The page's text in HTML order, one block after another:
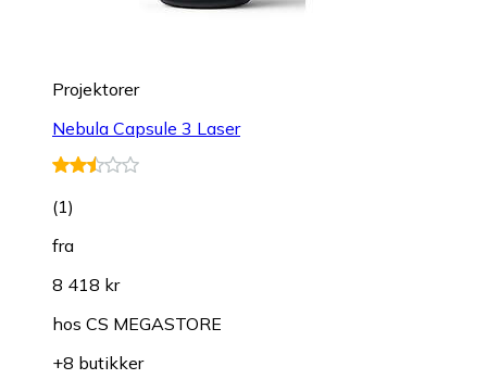
Projektorer
Nebula Capsule 3 Laser
(1)
fra
8 418 kr
hos CS MEGASTORE
+8 butikker